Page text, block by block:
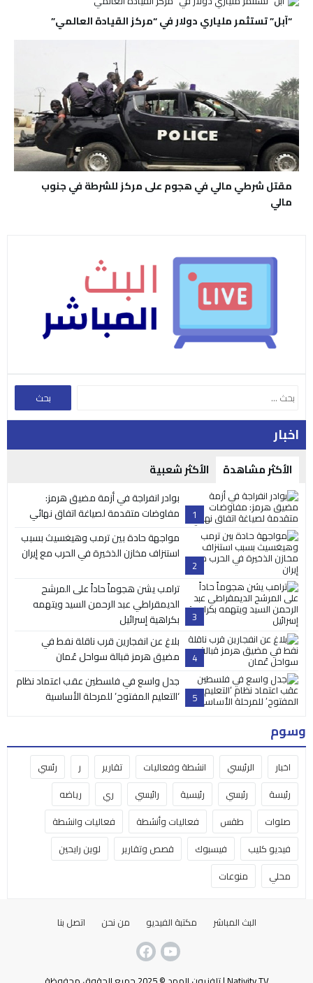
“آبل” تستثمر ملياري دولار في “مركز القيادة العالمي”
مقتل شرطي مالي في هجوم على مركز للشرطة في جنوب
مالي
اخبار
الأكثر مشاهدة الأكثر شعبية
1
بوادر انفراجة في أزمة مضيق هرمز:
مفاوضات متقدمة لصياغة اتفاق نهائي
2
مواجهة حادة بين ترمب وهيغسيث بسبب
استنزاف مخازن الذخيرة في الحرب مع إيران
3
ترامب يشن هجوماً حاداً على المرشح
الديمقراطي عبد الرحمن السيد ويتهمه
بكراهية إسرائيل
4
بلاغ عن انفجارين قرب ناقلة نفط في
مضيق هرمز قبالة سواحل عُمان
5
جدل واسع في فلسطين عقب اعتماد نظام
‘التعليم المفتوح’ للمرحلة الأساسية
وسوم
اخبار الرئيسي انشطة وفعاليات تقارير ر
رئسي
رئيسة
رئيسي رئيسية رائيسي ري
رياضه
صلوات
طقس فعاليات وأنشطة
فعاليات وانشطة
فيديو كليب
فيسبوك قصص وتقارير
لوين رايحين
محلي
منوعات
البث المباشر مكتبة الفيديو من نحن اتصل بنا